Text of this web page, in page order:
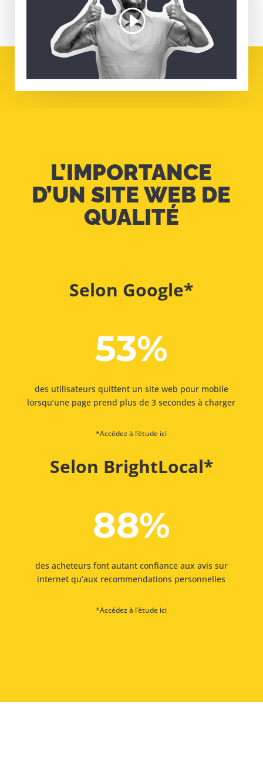
L’IMPORTANCE
D’UN SITE WEB DE
QUALITÉ
Selon Google*
53%
des utilisateurs quittent un site web pour mobile
lorsqu’une page prend plus de 3 secondes à charger
*Accédez à l’étude ici
Selon BrightLocal*
88%
des acheteurs font autant confiance aux avis sur
internet qu’aux recommendations personnelles
*Accédez à l’étude ici